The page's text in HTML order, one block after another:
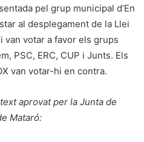
pel grup municipal d’En
al desplegament de la Llei
van votar a favor els grups
PSC, ERC, CUP i Junts. Els
van votar-hi en contra.
aprovat per la Junta de
Mataró: